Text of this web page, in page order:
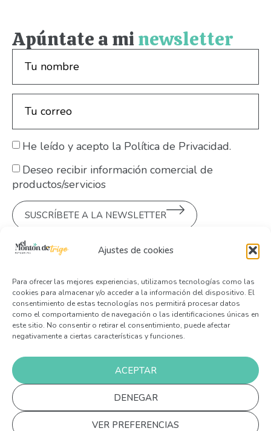
Ajustes de cookies
Para ofrecer las mejores experiencias, utilizamos tecnologías como las
cookies para almacenar y/o acceder a la información del dispositivo. El
consentimiento de estas tecnologías nos permitirá procesar datos
como el comportamiento de navegación o las identificaciones únicas en
este sitio. No consentir o retirar el consentimiento, puede afectar
negativamente a ciertas características y funciones.
ACEPTAR
DENEGAR
VER PREFERENCIAS
Apúntate a minewsletter
He leído y acepto la Política de Privacidad.
Deseo recibir información comercial de
productos/servicios
SUSCRÍBETE A LA NEWSLETTER
Este sitio está protegido por reCAPTCHA y la
Política de
Privacidad de Google ysus Términos de Servicio aplican.
ACCESIBILIDAD COOKIESPRIVACIDAD
AVISO LEGAL
MAPA DEL SITIO
© 2023 El Montón de Trigo Fotografía. Web diseñada
con ♥ por Masper Comunicación Digital